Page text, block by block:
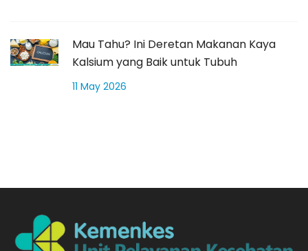
Mau Tahu? Ini Deretan Makanan Kaya
Kalsium yang Baik untuk Tubuh
11 May 2026